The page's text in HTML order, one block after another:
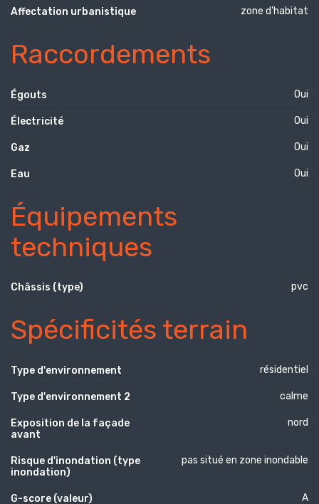
Affectation urbanistique zone d'habitat
Raccordements
Égouts Oui
Électricité Oui
Gaz Oui
Eau Oui
Équipements
techniques
Châssis (type) pvc
Spécificités terrain
Type d'environnement résidentiel
Type d'environnement 2 calme
Exposition de la façade
avant
nord
Risque d'inondation (type
inondation)
pas situé en zone inondable
G-score (valeur) A